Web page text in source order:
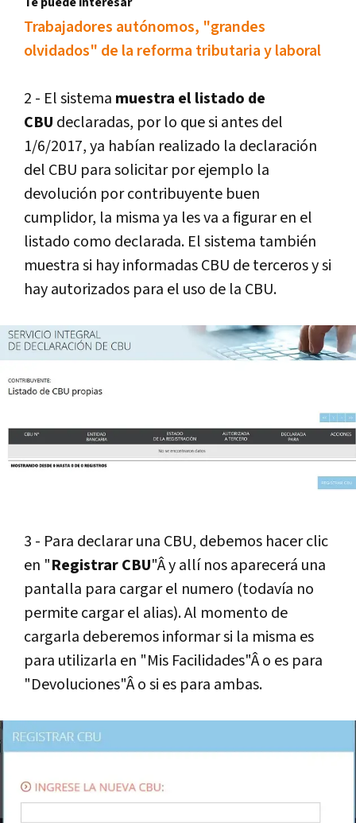
Trabajadores autónomos, "grandes
olvidados" de la reforma tributaria y laboral
2 - El sistema muestra el listado de
CBU declaradas, por lo que si antes del
1/6/2017, ya habí­an realizado la declaración
del CBU para solicitar por ejemplo la
devolución por contribuyente buen
cumplidor, la misma ya les va a figurar en el
listado como declarada. El sistema también
muestra si hay informadas CBU de terceros y si
hay autorizados para el uso de la CBU.
3 - Para declarar una CBU, debemos hacer clic
en "Registrar CBU"Â y allí­ nos aparecerá una
pantalla para cargar el numero (todaví­a no
permite cargar el alias). Al momento de
cargarla deberemos informar si la misma es
para utilizarla en "Mis Facilidades"Â o es para
"Devoluciones"Â o si es para ambas.